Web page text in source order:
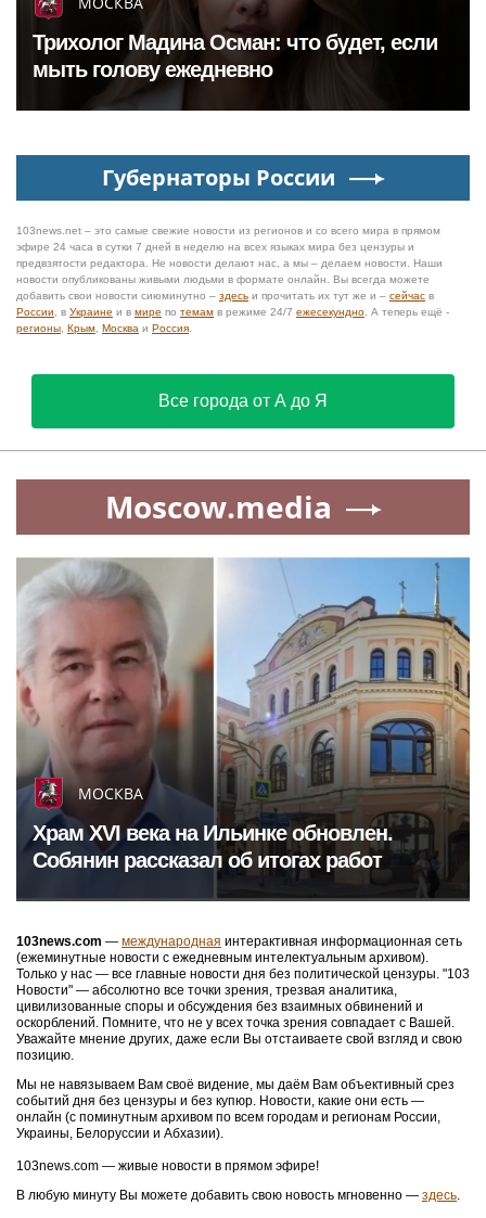
Трихолог Мадина Осман: что будет, если
мыть голову ежедневно
Губернаторы России
103news.net – это самые свежие новости из регионов и со всего мира в прямом
эфире 24 часа в сутки 7 дней в неделю на всех языках мира без цензуры и
предвзятости редактора. Не новости делают нас, а мы – делаем новости. Наши
новости опубликованы живыми людьми в формате онлайн. Вы всегда можете
добавить свои новости сиюминутно – здесь и прочитать их тут же и – сейчас в
России, в Украине и в мире по темам в режиме 24/7 ежесекундно. А теперь ещё -
регионы, Крым, Москва и Россия.
Все города от А до Я
Moscow.media
МОСКВА
Храм XVI века на Ильинке обновлен.
Собянин рассказал об итогах работ
103news.com — международная интерактивная информационная сеть
(ежеминутные новости с ежедневным интелектуальным архивом).
Только у нас — все главные новости дня без политической цензуры. "103
Новости" — абсолютно все точки зрения, трезвая аналитика,
цивилизованные споры и обсуждения без взаимных обвинений и
оскорблений. Помните, что не у всех точка зрения совпадает с Вашей.
Уважайте мнение других, даже если Вы отстаиваете свой взгляд и свою
позицию.
Мы не навязываем Вам своё видение, мы даём Вам объективный срез
событий дня без цензуры и без купюр. Новости, какие они есть —
онлайн (с поминутным архивом по всем городам и регионам России,
Украины, Белоруссии и Абхазии).
103news.com — живые новости в прямом эфире!
В любую минуту Вы можете добавить свою новость мгновенно — здесь.